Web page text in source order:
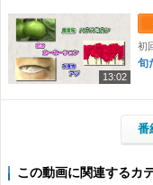
13:02
初
旬
番
この動画に関連するカ